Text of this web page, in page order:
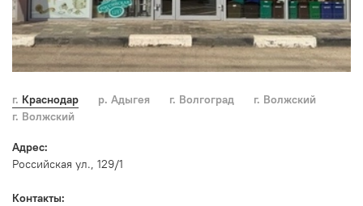
г. Краснодар р. Адыгея г. Волгоград
г. Волжский
г. Волжский
Адрес:
Российская ул., 129/1
Контакты: